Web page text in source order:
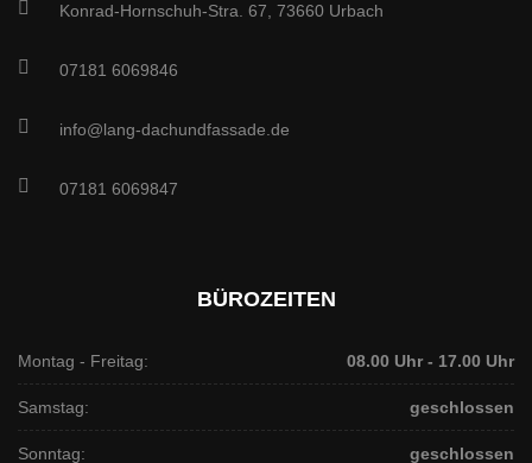
Konrad-Hornschuh-Stra. 67, 73660 Urbach
07181 6069846
info@lang-dachundfassade.de
07181 6069847
BÜROZEITEN
Montag - Freitag: 08.00 Uhr - 17.00 Uhr
Samstag: geschlossen
Sonntag: geschlossen